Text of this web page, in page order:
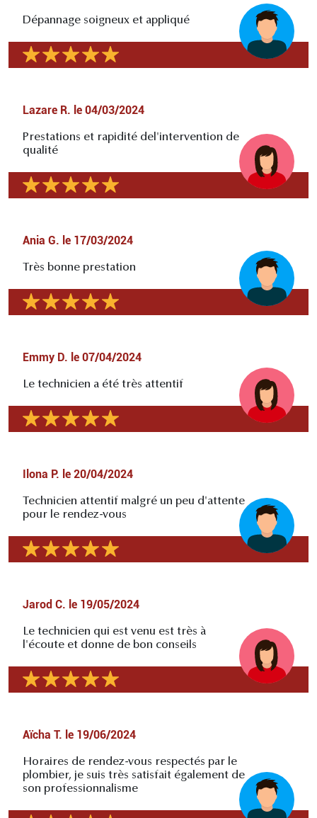
Dépannage soigneux et appliqué
Lazare R. le 04/03/2024
Prestations et rapidité del'intervention de
qualité
Ania G. le 17/03/2024
Très bonne prestation
Emmy D. le 07/04/2024
Le technicien a été très attentif
Ilona P. le 20/04/2024
Technicien attentif malgré un peu d'attente
pour le rendez-vous
Jarod C. le 19/05/2024
Le technicien qui est venu est très à
l'écoute et donne de bon conseils
Aïcha T. le 19/06/2024
Horaires de rendez-vous respectés par le
plombier, je suis très satisfait également de
son professionnalisme